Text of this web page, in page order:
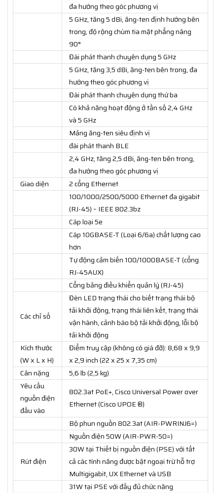
đa hướng theo góc phương vị
5 GHz, tăng 5 dBi, ăng-ten định hướng bên
trong, độ rộng chùm tia mặt phẳng nâng
90°
Đài phát thanh chuyên dụng 5 GHz
5 GHz, tăng 3,5 dBi, ăng-ten bên trong, đa
hướng theo góc phương vị
Đài phát thanh chuyên dụng thứ ba
Có khả năng hoạt động ở tần số 2,4 GHz
và 5 GHz
Mảng ăng-ten siêu định vị
đài phát thanh BLE
2,4 GHz, tăng 2,5 dBi, ăng-ten bên trong,
đa hướng theo góc phương vị
Giao diện
2 cổng Ethernet
100/1000/2500/5000 Ethernet đa gigabit
(RJ-45) – IEEE 802.3bz
Cáp loại 5e
Cáp 10GBASE-T (Loại 6/6a) chất lượng cao
hơn
Tự động cảm biến 100/1000BASE-T (cổng
RJ-45AUX)
Cổng bảng điều khiển quản lý (RJ-45)
Các chỉ số
Đèn LED trạng thái cho biết trạng thái bộ
tải khởi động, trạng thái liên kết, trạng thái
vận hành, cảnh báo bộ tải khởi động, lỗi bộ
tải khởi động
Kích thước
(W x L x H)
Điểm truy cập (không có giá đỡ): 8,68 x 9,9
x 2,9 inch (22 x 25 x 7,35 cm)
Cân nặng
5,6 lb (2,5 kg)
Yêu cầu
nguồn điện
đầu vào
802.3at PoE+, Cisco Universal Power over
Ethernet (Cisco UPOE ®)
Bộ phun nguồn 802.3at (AIR-PWRINJ6=)
Nguồn điện 50W (AIR-PWR-50=)
Rút điện
30W tại Thiết bị nguồn điện (PSE) với tất
cả các tính năng được bật ngoại trừ hỗ trợ
Multigigabit, UX Ethernet và USB
31W tại PSE với đầy đủ chức năng